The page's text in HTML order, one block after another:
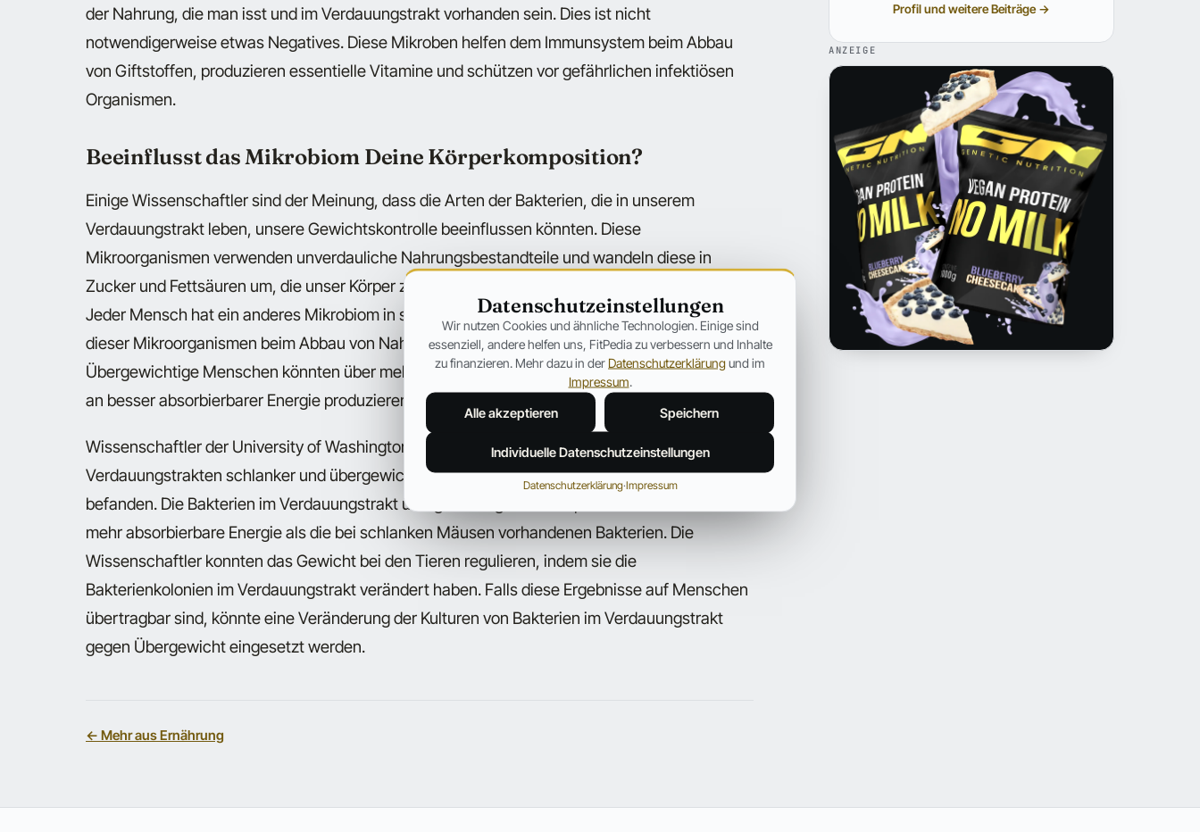
der Nahrung, die man isst und im Verdauungstrakt vorhanden sein. Dies ist nicht
notwendigerweise etwas Negatives. Diese Mikroben helfen dem Immunsystem beim Abbau
von Giftstoffen, produzieren essentielle Vitamine und schützen vor gefährlichen infektiösen
Organismen.
Beeinflusst das Mikrobiom Deine Körperkomposition?
Einige Wissenschaftler sind der Meinung, dass die Arten der Bakterien, die in unserem
Verdauungstrakt leben, unsere Gewichtskontrolle beeinflussen könnten. Diese
Mikroorganismen verwenden unverdauliche Nahrungsbestandteile und wandeln diese in
Zucker und Fettsäuren um, die unser Körper zum Zweck der Energieversorgung verwendet.
Jeder Mensch hat ein anderes Mikrobiom in seinem Verdauungstrakt. Hierbei sind einige
dieser Mikroorganismen beim Abbau von Nahrungsmitteln effektiver als andere.
Übergewichtige Menschen könnten über mehr Mikrobiom verfügen, die eine größere Menge
an besser absorbierbarer Energie produzieren, als andere Mikroorganismen.
Wissenschaftler der University of Washington fanden heraus, dass sich in den
Verdauungstrakten schlanker und übergewichtiger Mäuse unterschiedliche Bakterien
befanden. Die Bakterien im Verdauungstrakt übergewichtiger Mäuse produzierten hierbei
mehr absorbierbare Energie als die bei schlanken Mäusen vorhandenen Bakterien. Die
Wissenschaftler konnten das Gewicht bei den Tieren regulieren, indem sie die
Bakterienkolonien im Verdauungstrakt verändert haben. Falls diese Ergebnisse auf Menschen
übertragbar sind, könnte eine Veränderung der Kulturen von Bakterien im Verdauungstrakt
gegen Übergewicht eingesetzt werden.
← Mehr aus Ernährung
Profil und weitere Beiträge →
ANZEIGE
Datenschutzeinstellungen
Wir nutzen Cookies und ähnliche Technologien. Einige sind
essenziell, andere helfen uns, FitPedia zu verbessern und Inhalte
zu finanzieren. Mehr dazu in der Datenschutzerklärungund im
Impressum
Alle akzeptieren Speichern
Individuelle Datenschutzeinstellungen
Datenschutzerklärung·Impressum